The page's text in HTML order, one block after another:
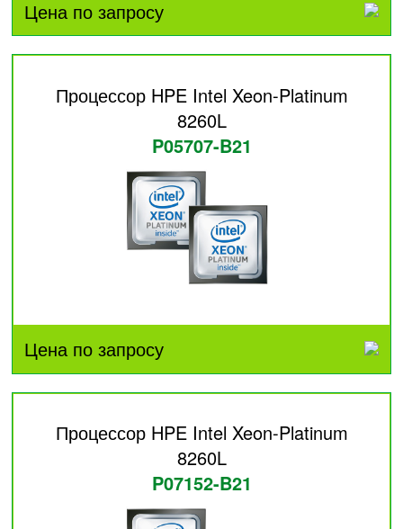
Цена по запросу
Процессор HPE Intel Xeon-Platinum
8260L
P05707-B21
Цена по запросу
Процессор HPE Intel Xeon-Platinum
8260L
P07152-B21